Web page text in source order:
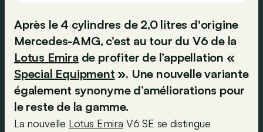
Après le 4 cylindres de 2,0 litres d'origine
Mercedes-AMG, c’est au tour du V6 de la
Lotus Emira de profiter de l’appellation «
Special Equipment». Une nouvelle variante
également synonyme d’améliorations pour
le reste de la gamme.
La nouvelle Lotus Emira V6 SE se distingue